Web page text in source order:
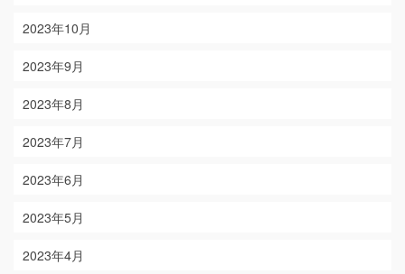
2023年10月
2023年9月
2023年8月
2023年7月
2023年6月
2023年5月
2023年4月